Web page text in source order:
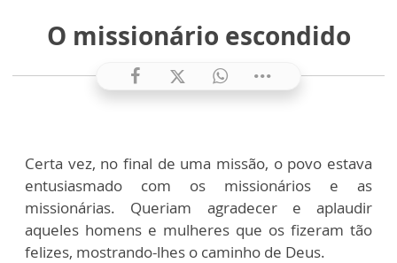
O missionário escondido
Certa vez, no final de uma missão, o povo estava
entusiasmado com os missionários e as
missionárias. Queriam agradecer e aplaudir
aqueles homens e mulheres que os fizeram tão
felizes, mostrando-lhes o caminho de Deus.